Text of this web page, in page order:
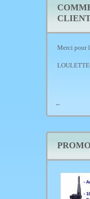
Merci pour
←